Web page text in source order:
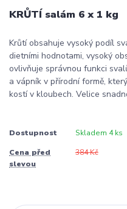
KRŮTÍ salám 6 x 1 kg
Krůtí obsahuje vysoký podíl
dietními hodnotami, vysoký
ovlivňuje správnou funkci
a vápník v přírodní formě,
kostí v kloubech. Velice
Dostupnost Skladem 4 ks
Cena před
slevou
384 Kč